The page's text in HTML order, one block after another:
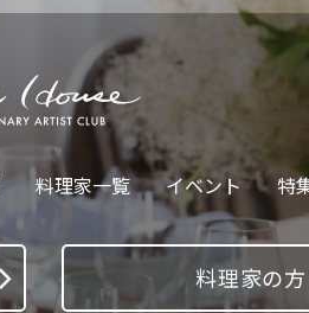
料理家一覧 イベント 特
料理家の方